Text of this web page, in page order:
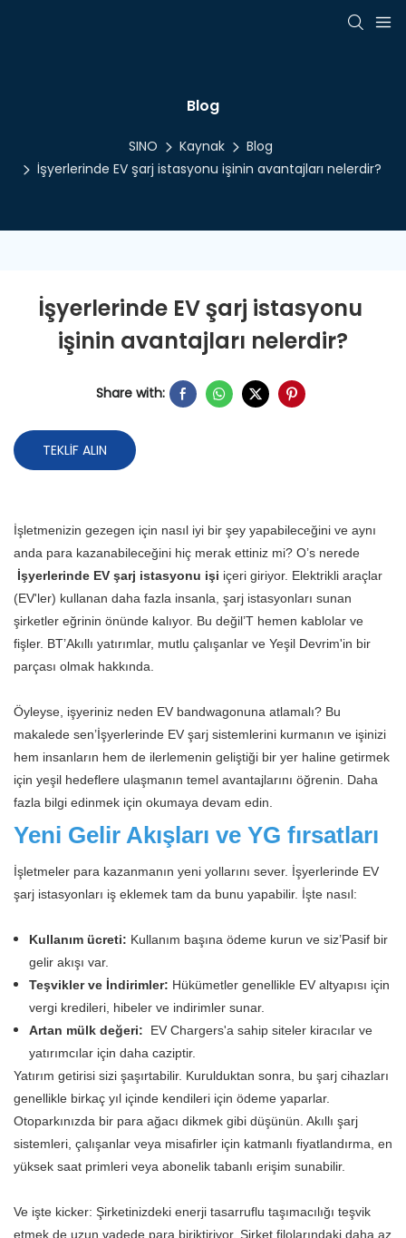
Blog
SINO Kaynak
Blog
İşyerlerinde EV şarj istasyonu işinin avantajları nelerdir?
İşyerlerinde EV şarj istasyonu
işinin avantajları nelerdir?
Share with:
TEKLIF ALIN
İşletmenizin gezegen için nasıl iyi bir şey yapabileceğini ve aynı
anda para kazanabileceğini hiç merak ettiniz mi? O’s nerede
İşyerlerinde EV şarj istasyonu işi içeri giriyor. Elektrikli araçlar
(EV'ler) kullanan daha fazla insanla, şarj istasyonları sunan
şirketler eğrinin önünde kalıyor. Bu değil’T hemen kablolar ve
fişler. BT’Akıllı yatırımlar, mutlu çalışanlar ve Yeşil Devrim'in bir
parçası olmak hakkında.
Öyleyse, işyeriniz neden EV bandwagonuna atlamalı? Bu
makalede sen’İşyerlerinde EV şarj sistemlerini kurmanın ve işinizi
hem insanların hem de ilerlemenin geliştiği bir yer haline getirmek
için yeşil hedeflere ulaşmanın temel avantajlarını öğrenin. Daha
fazla bilgi edinmek için okumaya devam edin.
Yeni Gelir Akışları ve YG fırsatları
İşletmeler para kazanmanın yeni yollarını sever. İşyerlerinde EV
şarj istasyonları iş eklemek tam da bunu yapabilir. İşte nasıl:
Kullanım ücreti: Kullanım başına ödeme kurun ve siz’Pasif bir
gelir akışı var.
Teşvikler ve İndirimler: Hükümetler genellikle EV altyapısı için
vergi kredileri, hibeler ve indirimler sunar.
Artan mülk değeri:
EV Chargers'a sahip siteler kiracılar ve
yatırımcılar için daha caziptir.
Yatırım getirisi sizi şaşırtabilir. Kurulduktan sonra, bu şarj cihazları
genellikle birkaç yıl içinde kendileri için ödeme yaparlar.
Otoparkınızda bir para ağacı dikmek gibi düşünün. Akıllı şarj
sistemleri, çalışanlar veya misafirler için katmanlı fiyatlandırma, en
yüksek saat primleri veya abonelik tabanlı erişim sunabilir.
Ve işte kicker: Şirketinizdeki enerji tasarruflu taşımacılığı teşvik
etmek de uzun vadede para biriktiriyor. Şirket filolarındaki daha az